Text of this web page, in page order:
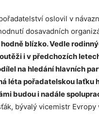
oslovil v
dosavadních
blízko. Vedle
i v předchozích
na hledání hlavních
léta pořadatelskou laťku
budou i nadále
bývalý vicemistr